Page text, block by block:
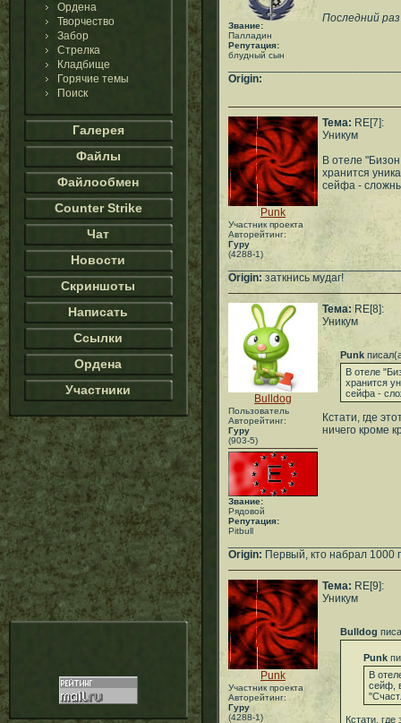
Ордена
Творчество
Забор
Стрелка
Кладбище
Горячие темы
Поиск
Галерея
Файлы
Файлообмен
Counter Strike
Чат
Новости
Скриншоты
Написать
Ссылки
Ордена
Участники
Звание:
Палладин
Репутация:
блудный сын
Последний
Origin:
Punk
Участник проекта
Авторейтинг:
Гуру
(4288-1)
Тема: RE[7]:
Уникум
В отеле
хранится
сейфа -
Origin: заткнись мудаг!
Bulldog
Пользователь
Авторейтинг:
Гуру
(903-5)
Звание:
Рядовой
Репутация:
Pitbull
Тема: RE[8]:
Уникум
Punk
В отеле
хранится
сейфа -
Кстати, где
ничего кроме
Origin: Первый, кто набрал 1000
Punk
Участник проекта
Авторейтинг:
Гуру
(4288-1)
Тема: RE[9]:
Уникум
Bulldog
Punk
В
сейф,
Кстати,